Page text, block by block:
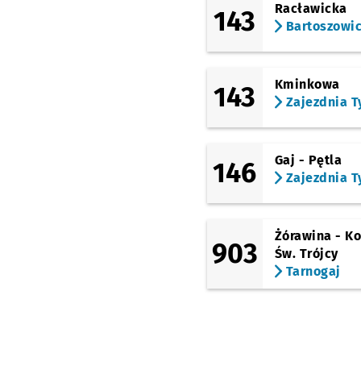
143
Racławicka
143
Kminkowa
Zajezdnia
146
Gaj - Pętla
Zajezdnia
903
Żórawina -
Św. Trójcy
Tarnogaj